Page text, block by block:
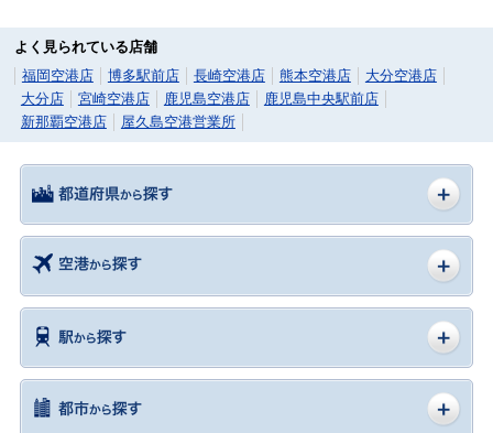
よく見られている店舗
福岡空港店
博多駅前店 長崎空港店 熊本空港店
大分空港店
大分店
宮崎空港店 鹿児島空港店
鹿児島中央駅前店
新那覇空港店
屋久島空港営業所